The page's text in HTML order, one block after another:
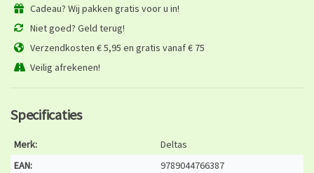
Cadeau? Wij pakken gratis voor u in!
Niet goed? Geld terug!
Verzendkosten € 5,95 en gratis vanaf € 75
Veilig afrekenen!
Specificaties
Merk:
Deltas
EAN:
9789044766387